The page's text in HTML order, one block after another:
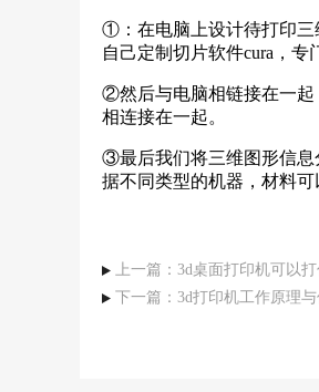
①：在电脑上设计待打印三
自己定制切片软件cura，专
②然后与电脑相链接在一起
相连接在一起。
③最后我们将三维图形信息
据不同类型的机器，材料
上一篇：3d桌面打印机可以
下一篇：3d打印机工作原理